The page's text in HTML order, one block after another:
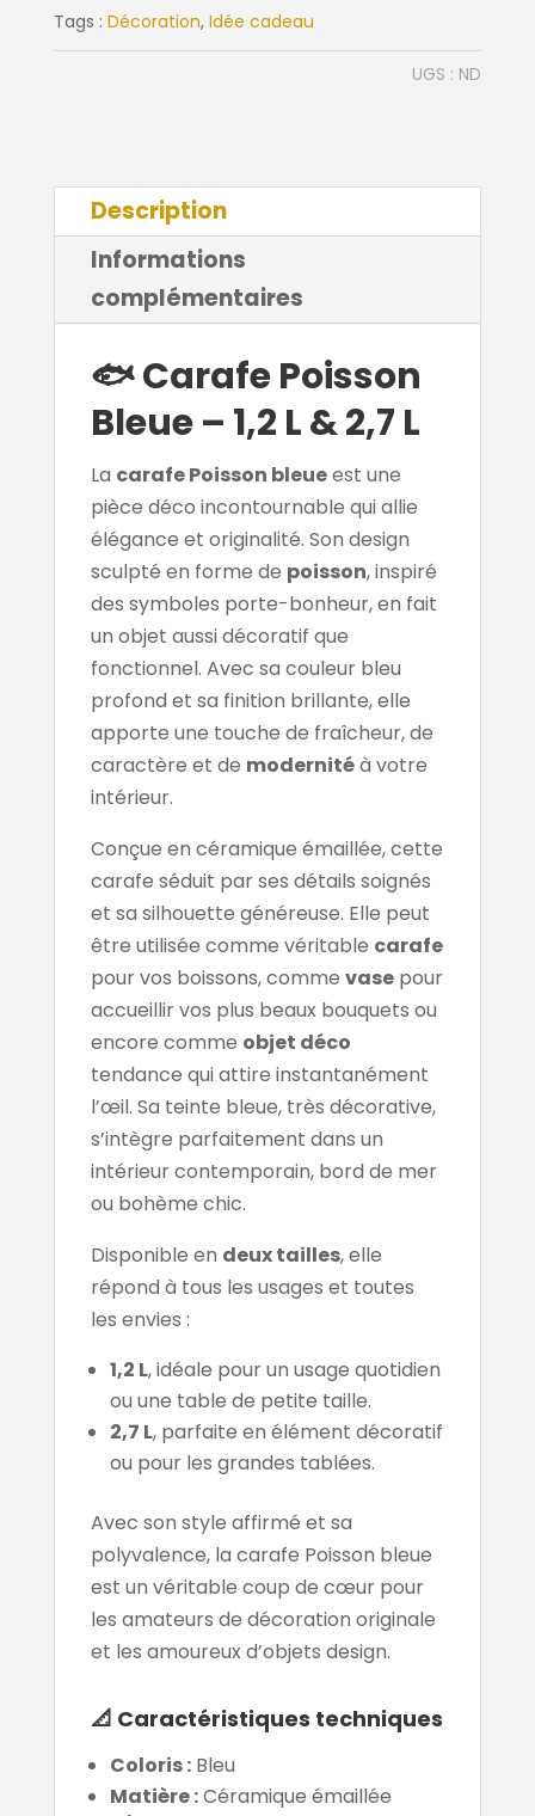
poisson
bleue
Tags : Décoration, Idée cadeau
UGS : ND
Description
Informations
complémentaires
🐟Carafe Poisson
Bleue – 1,2 L & 2,7 L
La carafe Poisson bleueest une
pièce déco incontournable qui allie
élégance et originalité. Son design
sculpté en forme de poisson, inspiré
des symboles porte-bonheur, en fait
un objet aussi décoratif que
fonctionnel. Avec sa couleur bleu
profond et sa finition brillante, elle
apporte une touche de fraîcheur, de
caractère et de modernitéà votre
intérieur.
Conçue en céramique émaillée, cette
carafe séduit par ses détails soignés
et sa silhouette généreuse. Elle peut
être utilisée comme véritable carafe
pour vos boissons, comme vasepour
accueillir vos plus beaux bouquets ou
encore comme objet déco
tendance qui attire instantanément
l’œil. Sa teinte bleue, très décorative,
s’intègre parfaitement dans un
intérieur contemporain, bord de mer
ou bohème chic.
Disponible en deux tailles, elle
répond à tous les usages et toutes
les envies :
1,2 L, idéale pour un usage quotidien
ou une table de petite taille.
2,7 L, parfaite en élément décoratif
ou pour les grandes tablées.
Avec son style affirmé et sa
polyvalence, la carafe Poisson bleue
est un véritable coup de cœur pour
les amateurs de décoration originale
et les amoureux d’objets design.
📐 Caractéristiques techniques
Coloris :Bleu
Matière :Céramique émaillée